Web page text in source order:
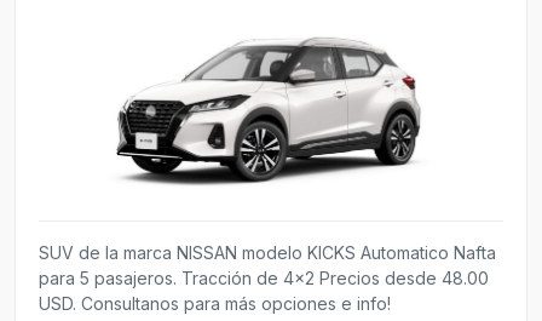
SUV de la marca NISSAN modelo KICKS Automatico Nafta
para 5 pasajeros. Tracción de 4x2 Precios desde 48.00
USD. Consultanos para más opciones e info!